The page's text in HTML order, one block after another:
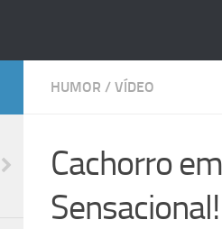
HUMOR / VÍDEO
Cachorro
Sensacional!